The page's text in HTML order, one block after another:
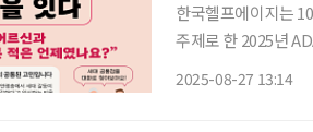
한국헬프에이지는
주제로 한 2025년
2025-08-27 13:14